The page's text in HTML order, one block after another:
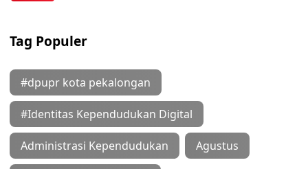
Tag Populer
#dpupr kota pekalongan
#Identitas Kependudukan Digital
Administrasi Kependudukan Agustus